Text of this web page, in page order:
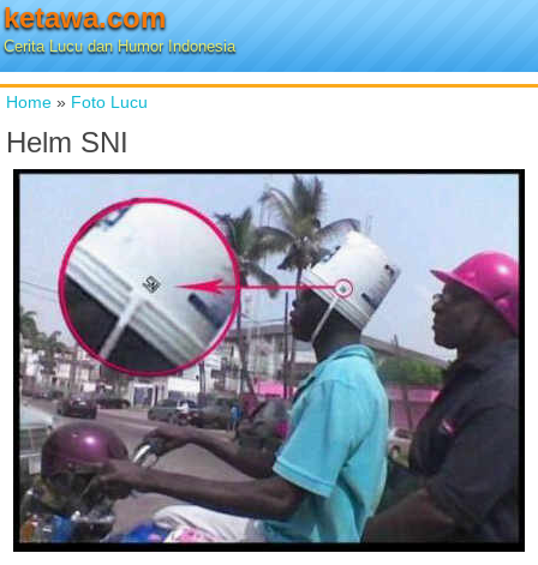
ketawa.com
Cerita Lucu dan Humor Indonesia
Home » Foto Lucu
Helm SNI